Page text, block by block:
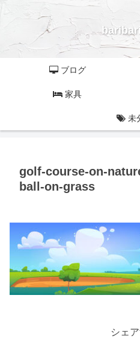
ブログ
家具
未
golf-course-on-
ball-on-grass
シェ